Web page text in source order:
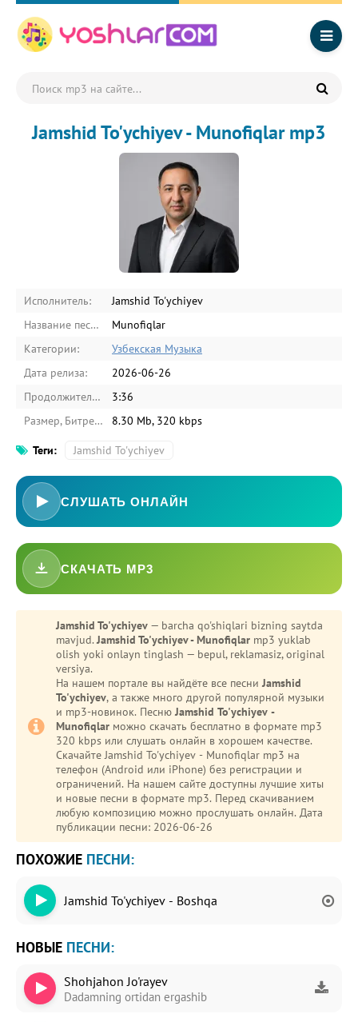
Jamshid To'ychiyev - Munofiqlar mp3
Исполнитель:
Jamshid To'ychiyev
Название песни:
Munofiqlar
Категории:
Узбекская Музыка
Дата релиза:
2026-06-26
Продолжительность:
3:36
Размер, Битрейт:
8.30 Mb, 320 kbps
Теги: Jamshid To'ychiyev
СЛУШАТЬ ОНЛАЙН
СКАЧАТЬ MP3
Jamshid To'ychiyev — barcha qo'shiqlari bizning saytda
mavjud.Jamshid To'ychiyev - Munofiqlar mp3 yuklab
olish yoki onlayn tinglash — bepul, reklamasiz, original
versiya.
На нашем портале вы найдёте все песниJamshid
To'ychiyev, а также много другой популярной музыки
и mp3-новинок. ПеснюJamshid To'ychiyev -
Munofiqlar можно скачать бесплатно в формате mp3
320 kbps или слушать онлайн в хорошем качестве.
Скачайте Jamshid To'ychiyev - Munofiqlar mp3 на
телефон (Android или iPhone) без регистрации и
ограничений. На нашем сайте доступны лучшие хиты
и новые песни в формате mp3. Перед скачиванием
любую композицию можно прослушать онлайн. Дата
публикации песни: 2026-06-26
ПОХОЖИЕ ПЕСНИ:
Jamshid To'ychiyev - Boshqa
НОВЫЕ ПЕСНИ:
Shohjahon Jo'rayev
Dadamning ortidan ergashib
Bezori
Oshiq edim